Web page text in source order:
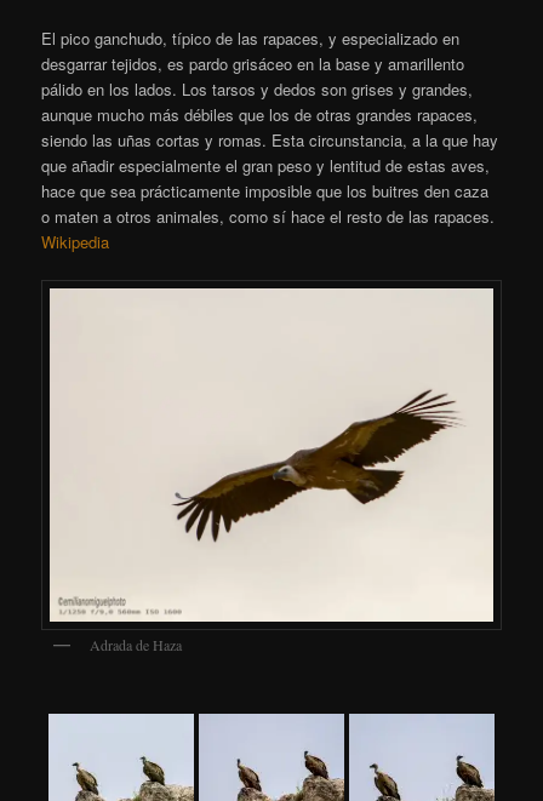
El pico ganchudo, típico de las rapaces, y especializado en
desgarrar tejidos, es pardo grisáceo en la base y amarillento
pálido en los lados. Los tarsos y dedos son grises y grandes,
aunque mucho más débiles que los de otras grandes rapaces,
siendo las uñas cortas y romas. Esta circunstancia, a la que hay
que añadir especialmente el gran peso y lentitud de estas aves,
hace que sea prácticamente imposible que los buitres den caza
o maten a otros animales, como sí hace el resto de las rapaces.
Wikipedia
Adrada de Haza